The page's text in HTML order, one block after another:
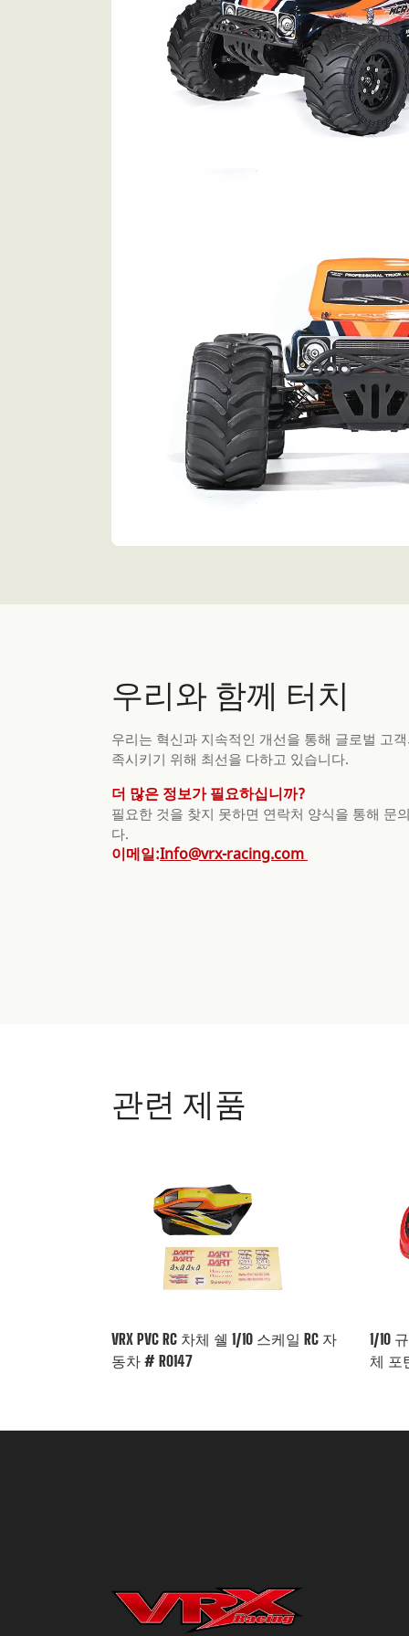
우리와 함께 터치
우리는 혁신과 지속적인 개선을 통해 글로벌 고
족시키기 위해 최선을 다하고 있습니다.
더 많은 정보가 필요하십니까?
필요한 것을 찾지 못하면 연락처 양식을 통해 문
다.
이메일:Info@vrx-racing.com
관련 제품
VRX PVC RC 차체 쉘 1/10 스케일 RC 자
동차 # R0147
1/10
체 포